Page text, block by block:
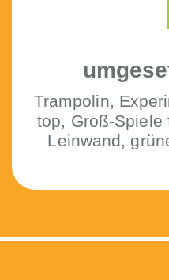
Tram­polin,
top, Groß-Spiele
Lein­wand,